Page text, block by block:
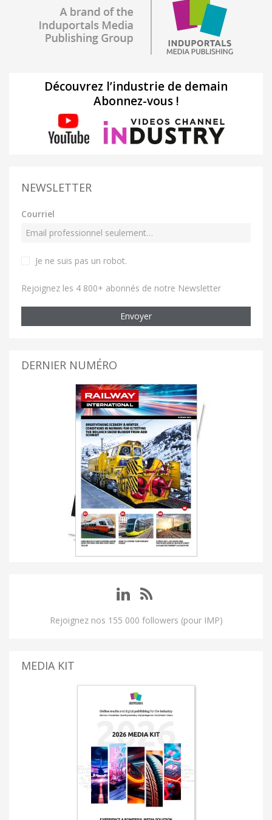
Découvrez l’industrie de demain
Abonnez-vous !
NEWSLETTER
Courriel
Je ne suis pas un robot.
Rejoignez les 4 800+ abonnés de notre Newsletter
Envoyer
DERNIER NUMÉRO
Rejoignez nos 155 000 followers (pour IMP)
MEDIA KIT